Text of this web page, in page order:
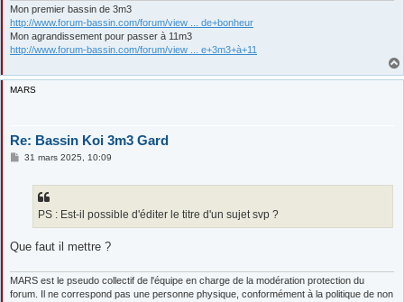
Mon premier bassin de 3m3
http://www.forum-bassin.com/forum/view ... de+bonheur
Mon agrandissement pour passer à 11m3
http://www.forum-bassin.com/forum/view ... e+3m3+à+11
MARS
Re: Bassin Koi 3m3 Gard
M31 mars 2025, 10:09
PS : Est-il possible d'éditer le titre d'un sujet svp ?
Que faut il mettre ?
MARS est le pseudo collectif de l'équipe en charge de la modération protection du
forum. Il ne correspond pas une personne physique, conformément à la politique de non